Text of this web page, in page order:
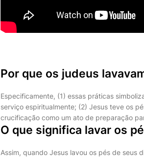
Por que os judeus
Especificamente, (1) essas práticas
serviço espiritualmente; (2) Jesus teve os
crucificação como um ato de preparação
O que significa lavar os
Assim, quando Jesus lavou os pés de seus